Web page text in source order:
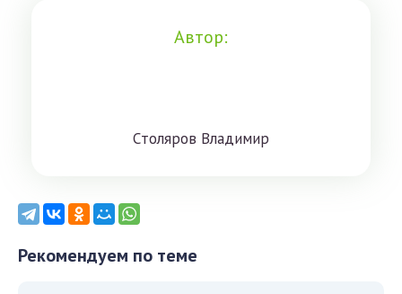
Автор:
Cтoлярoв Влaдимиp
Рекомендуем по теме